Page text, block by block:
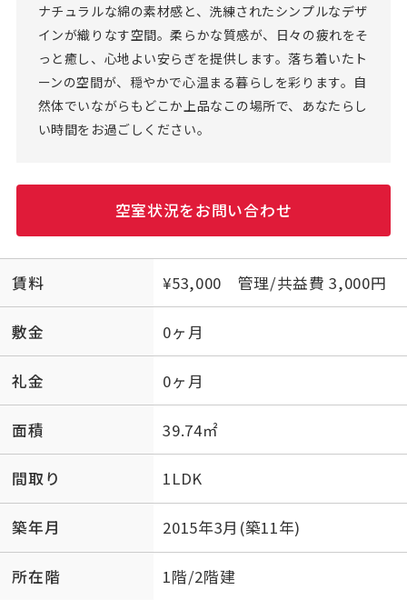
ナチュラルな綿の素材感と、洗練されたシンプルなデザ
インが織りなす空間。柔らかな質感が、日々の疲れをそ
っと癒し、心地よい安らぎを提供します。落ち着いたト
ーンの空間が、穏やかで心温まる暮らしを彩ります。自
然体でいながらもどこか上品なこの場所で、あなたらし
い時間をお過ごしください。
空室状況をお問い合わせ
賃料 ¥53,000 管理/共益費 3,000円
敷金 0ヶ月
礼金 0ヶ月
面積 39.74㎡
間取り 1LDK
築年月 2015年3月(築11年)
所在階 1階/2階建